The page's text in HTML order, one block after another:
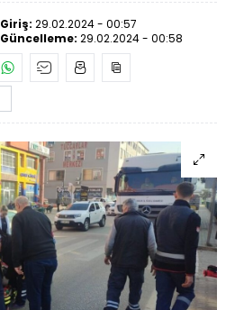
Giriş: 29.02.2024 - 00:57
Güncelleme: 29.02.2024 - 00:58